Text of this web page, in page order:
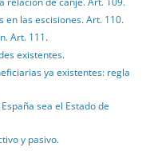
en las escisiones. Art. 110.
Art. 111.
existentes.
ya existentes: regla
sea el Estado de
y pasivo.